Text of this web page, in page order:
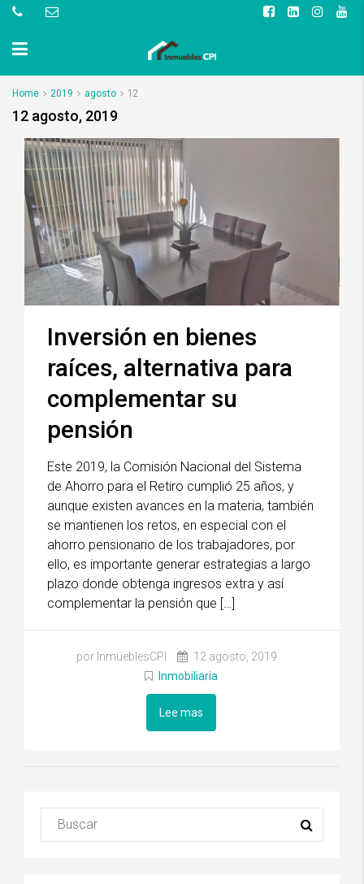
Home 2019 agosto 12
12 agosto, 2019
Inversión en bienes
raíces, alternativa para
complementar su
pensión
Este 2019, la Comisión Nacional del Sistema
de Ahorro para el Retiro cumplió 25 años, y
aunque existen avances en la materia, también
se mantienen los retos, en especial con el
ahorro pensionario de los trabajadores, por
ello, es importante generar estrategias a largo
plazo donde obtenga ingresos extra y así
complementar la pensión que […]
por InmueblesCPI
12 agosto, 2019
Inmobiliaria
Lee mas